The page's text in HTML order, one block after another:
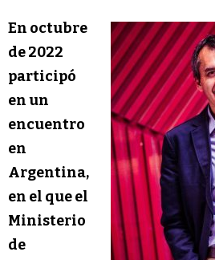
En octubre
de 2022
participó
en un
encuentro
en
Argentina,
en el que el
Ministerio
de